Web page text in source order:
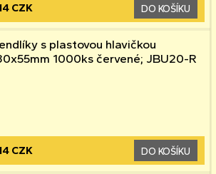
CZK DO KOŠÍKU
s plastovou hlavičkou
1000ks červené; JBU20-R
CZK DO KOŠÍKU